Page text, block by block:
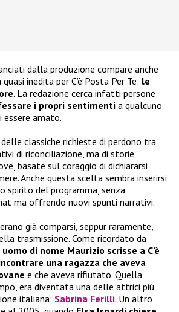
dalla produzione compare anche
inedita per C’è Posta Per Te: le
. La redazione cerca infatti persone
i propri sentimenti a qualcuno
essere amato.
classiche richieste di perdono tra
di riconciliazione, ma di storie
basate sul coraggio di dichiararsi
Anche questa scelta sembra inserirsi
del programma, senza
ma offrendo nuovi spunti narrativi.
già comparsi, seppur raramente,
trasmissione. Come ricordato da
uomo di nome Maurizio scrisse a C’è
una ragazza che aveva
e che aveva rifiutato. Quella
era diventata una delle attrici più
italiana: Sabrina Ferilli. Un altro